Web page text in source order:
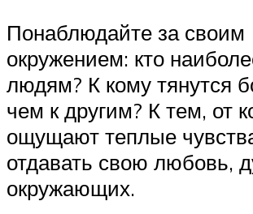
Понаблюдайте за своим
окружением: кто
людям? К кому тянутся
чем к другим? К тем, от
ощущают теплые
отдавать свою любовь,
окружающих.